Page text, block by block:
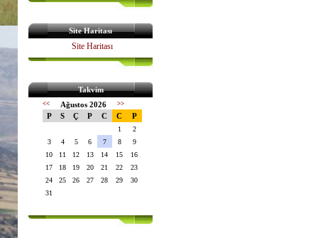
Site Haritası
Site Haritası
Takvim
<< Ağustos 2026 >>
P S Ç P C C P
1
2
3
4 5 6 7 8
9
10
11 12 13 14 15
16
17
18 19 20 21 22
23
24
25 26 27 28 29
30
31